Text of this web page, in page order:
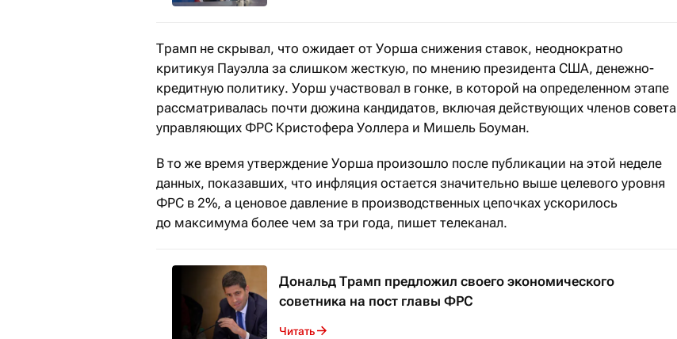
Трамп не скрывал, что ожидает от Уорша снижения ставок, неоднократно
критикуя Пауэлла за слишком жесткую, по мнению президента США, денежно-
кредитную политику. Уорш участвовал в гонке, в которой на определенном этапе
рассматривалась почти дюжина кандидатов, включая действующих членов совета
управляющих ФРС Кристофера Уоллера и Мишель Боуман.
В то же время утверждение Уорша произошло после публикации на этой неделе
данных, показавших, что инфляция остается значительно выше целевого уровня
ФРС в 2%, а ценовое давление в производственных цепочках ускорилось
до максимума более чем за три года, пишет телеканал.
Дональд Трамп предложил своего экономического
советника на пост главы ФРС
Читать